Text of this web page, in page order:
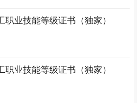
职业技能等级证书（独家）
职业技能等级证书（独家）